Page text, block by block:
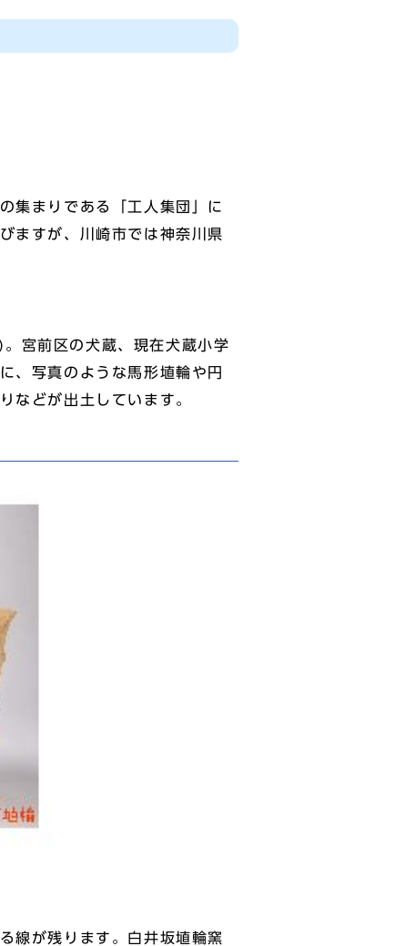
集まりである「工人集団」に
ますが、川崎市では神奈川県
宮前区の犬蔵、現在犬蔵小学
、写真のような馬形埴輪や円
などが出土しています。
線が残ります。白井坂埴輪窯